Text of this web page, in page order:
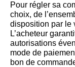
Pour régler sa
choix, de
disposition par le
L’acheteur
autorisations
mode de
bon de